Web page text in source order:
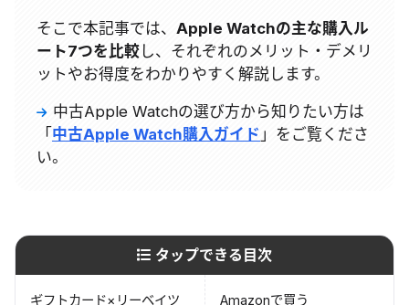
そこで本記事では、 Apple Watchの主な購入ル
ート7つを比較 し、それぞれのメリット・デメリ
ットやお得度をわかりやすく解説します。
中古Apple Watchの選び方から知りたい方は
「 中古Apple Watch購入ガイド 」をご覧くださ
い。
タップできる目次
ギフトカード×リーベイツ Amazonで買う